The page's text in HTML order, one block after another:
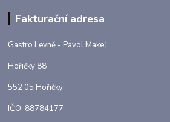
Fakturační adresa
Gastro Levně - Pavol Makeľ
Hořičky 88
552 05 Hořičky
IČO: 88784177